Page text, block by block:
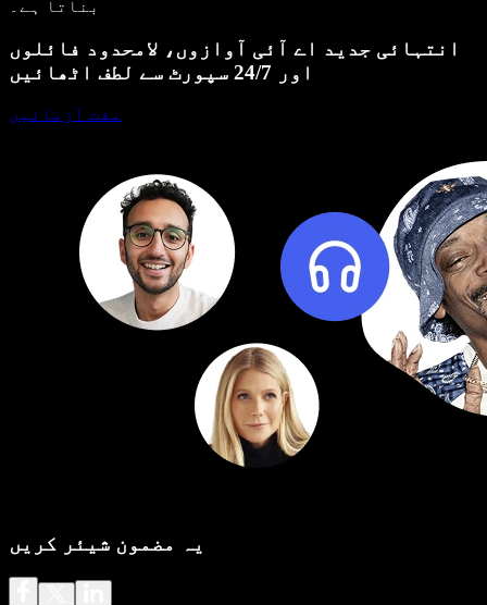
بناتا ہے۔
انتہائی جدید اے آئی آوازوں، لامحدود فائلوں
اور 24/7 سپورٹ سے لطف اٹھائیں
مفت آزمائیں
یہ مضمون شیئر کریں